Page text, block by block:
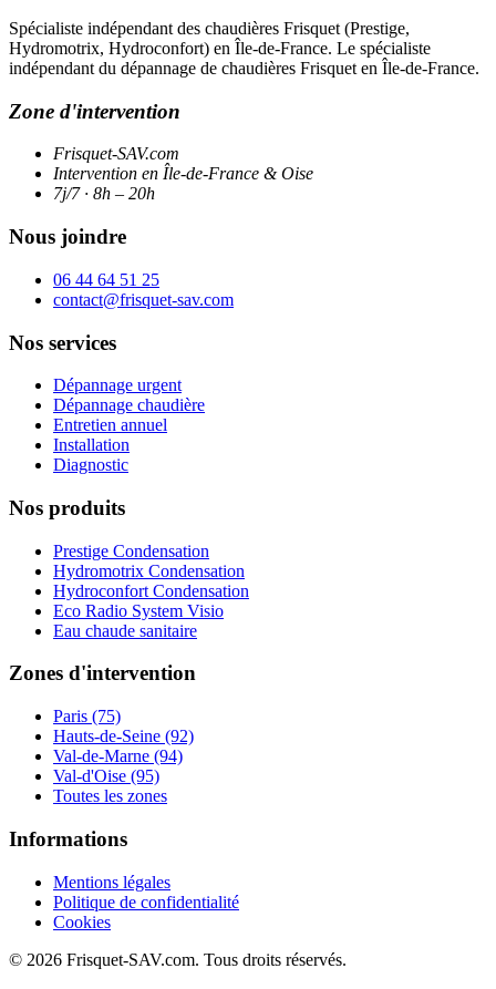
Spécialiste indépendant des chaudières Frisquet (Prestige,
Hydromotrix, Hydroconfort) en Île-de-France. Le spécialiste
indépendant du dépannage de chaudières Frisquet en Île-de-France.
Zone d'intervention
Frisquet-SAV.com
Intervention en Île-de-France & Oise
7j/7 · 8h – 20h
Nous joindre
06 44 64 51 25
contact@frisquet-sav.com
Nos services
Dépannage urgent
Dépannage chaudière
Entretien annuel
Installation
Diagnostic
Nos produits
Prestige Condensation
Hydromotrix Condensation
Hydroconfort Condensation
Eco Radio System Visio
Eau chaude sanitaire
Zones d'intervention
Paris (75)
Hauts-de-Seine (92)
Val-de-Marne (94)
Val-d'Oise (95)
Toutes les zones
Informations
Mentions légales
Politique de confidentialité
Cookies
© 2026 Frisquet-SAV.com. Tous droits réservés.